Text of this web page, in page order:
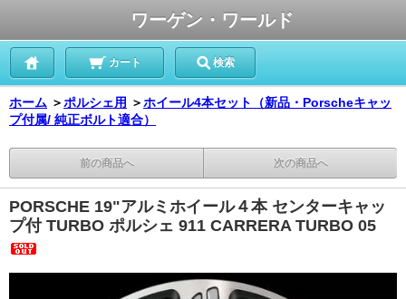
ワーゲン・ワールド
カート 検索
ホーム ＞ポルシェ用 ＞ホイール4本セット（新品・Porscheキャッ
プ付属/ 純正ボルト適合）
前の商品へ 次の商品へ
PORSCHE 19"アルミホイール４本 センターキャッ
プ付 TURBO ポルシェ 911 CARRERA TURBO 05